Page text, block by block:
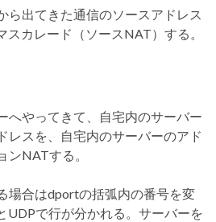
ら出てきた通信のソースアドレス
スカレード（ソースNAT）する。
へやってきて、自宅内のサーバー
レスを、自宅内のサーバーのアド
ンNATする。
場合はdportの括弧内の番号を変
UDPで行が分かれる。サーバーを